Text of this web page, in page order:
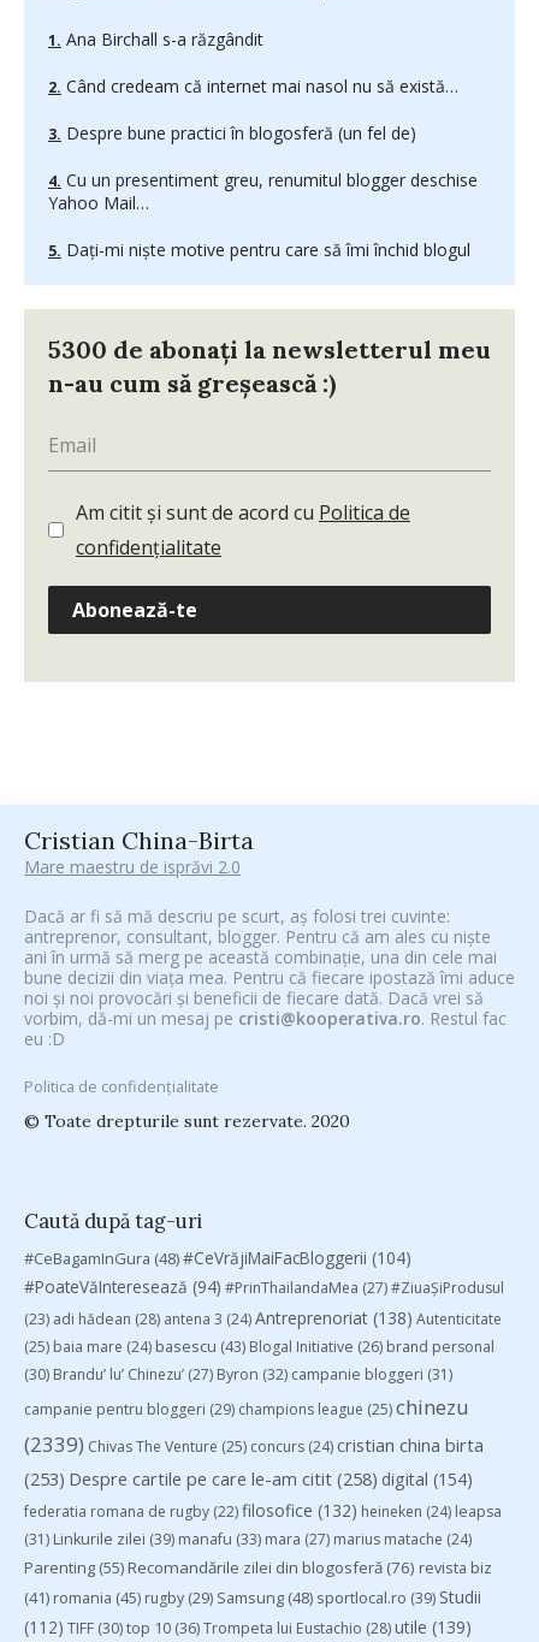
Ana Birchall s-a răzgândit
Când credeam că internet mai nasol nu să există…
Despre bune practici în blogosferă (un fel de)
Cu un presentiment greu, renumitul blogger deschise
Yahoo Mail…
Dați-mi niște motive pentru care să îmi închid blogul
5300 de abonați la newsletterul meu
n-au cum să greșească :)
Am citit și sunt de acord cu Politica de
confidențialitate
Abonează-te
Cristian China-Birta
Mare maestru de isprăvi 2.0
Dacă ar fi să mă descriu pe scurt, aș folosi trei cuvinte:
antreprenor, consultant, blogger. Pentru că am ales cu niște
ani în urmă să merg pe această combinație, una din cele mai
bune decizii din viața mea. Pentru că fiecare ipostază îmi aduce
noi și noi provocări și beneficii de fiecare dată. Dacă vrei să
vorbim, dă-mi un mesaj pe cristi@kooperativa.ro. Restul fac
eu :D
Politica de confidențialitate
© Toate drepturile sunt rezervate. 2020
Caută după tag-uri
#CeBagamInGura (48)#CeVrăjiMaiFacBloggerii (104)
#PoateVăInteresează (94) #PrinThailandaMea (27)#ZiuaȘiProdusul
(23) adi hădean (28) antena 3 (24)Antreprenoriat (138) Autenticitate
(25) baia mare (24) basescu (43) Blogal Initiative (26) brand personal
(30) Brandu’ lu’ Chinezu’ (27) Byron (32) campanie bloggeri (31)
campanie pentru bloggeri (29) champions league (25)chinezu
(2339) Chivas The Venture (25) concurs (24)cristian china birta
(253) Despre cartile pe care le-am citit (258) digital (154)
federatia romana de rugby (22)filosofice (132) heineken (24) leapsa
(31) Linkurile zilei (39) manafu (33) mara (27) marius matache (24)
Parenting (55) Recomandările zilei din blogosferă (76) revista biz
(41) romania (45) rugby (29) Samsung (48) sportlocal.ro (39) Studii
(112) TIFF (30)top 10 (36)Trompeta lui Eustachio (28)utile (139)